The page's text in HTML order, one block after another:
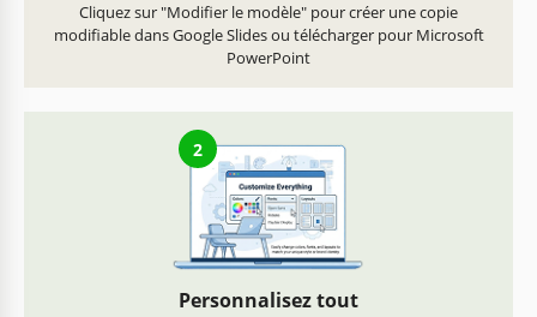
Cliquez sur "Modifier le modèle" pour créer une copie
modifiable dans Google Slides ou télécharger pour Microsoft
PowerPoint
2
Personnalisez tout